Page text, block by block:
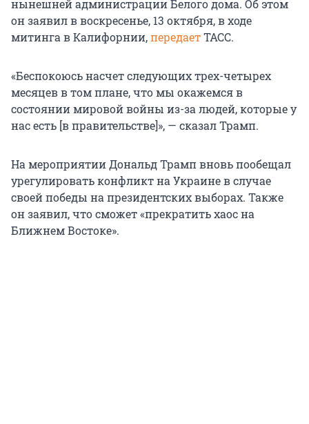
нынешней администрации Белого дома. Об этом
он заявил в воскресенье, 13 октября, в ходе
митинга в Калифорнии,передаетТАСС.
«Беспокоюсь насчет следующих трех-четырех
месяцев в том плане, что мы окажемся в
состоянии мировой войны из-за людей, которые у
нас есть [в правительстве]», — сказал Трамп.
На мероприятии Дональд Трамп вновь пообещал
урегулировать конфликт на Украине в случае
своей победы на президентских выборах. Также
он заявил, что сможет «прекратить хаос на
Ближнем Востоке».